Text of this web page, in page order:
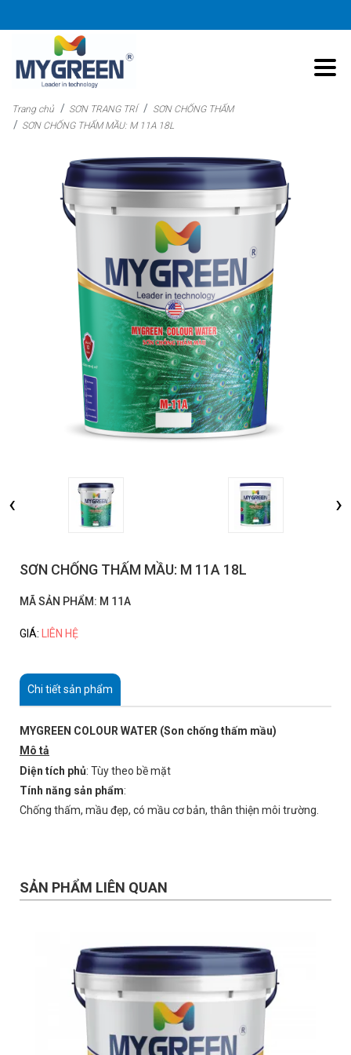
Trang chủ SƠN TRANG TRÍ
SƠN CHỐNG THẤM
SƠN CHỐNG THẤM MẦU: M 11A 18L
‹ ›
SƠN CHỐNG THẤM MẦU: M 11A 18L
MÃ SẢN PHẨM: M 11A
GIÁ: LIÊN HỆ
Chi tiết sản phẩm
MYGREEN COLOUR WATER (Son chống thấm mầu)
Mô tả
Diện tích phủ: Tùy theo bề mặt
Tính năng sản phẩm:
Chống thấm, mầu đẹp, có mầu cơ bản, thân thiện môi trường.
SẢN PHẨM LIÊN QUAN